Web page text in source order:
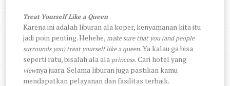
Treat Yourself Like a Queen
Karena ini adalah liburan ala koper, kenyamanan kita itu
jadi poin penting. Hehehe,make sure that you (and people
surrounds you) treat yourself like a queen.Ya kalau ga bisa
seperti ratu, bisalah ala ala princess.Cari hotel yang
viewnya juara. Selama liburan juga pastikan kamu
mendapatkan pelayanan dan fasilitas terbaik.